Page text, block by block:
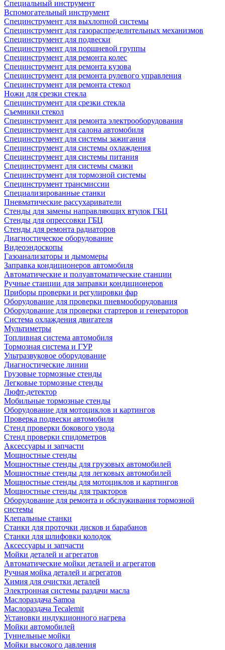
Специальный инструмент
Вспомогательный инструмент
Специнструмент для выхлопной системы
Специнструмент для газораспределительных механизмов
Специнструмент для подвески
Специнструмент для поршневой группы
Специнструмент для ремонта колес
Специнструмент для ремонта кузова
Специнструмент для ремонта рулевого управления
Специнструмент для ремонта стекол
Ножи для срезки стекла
Специнструмент для срезки стекла
Съемники стекол
Специнструмент для ремонта электрооборудования
Специнструмент для салона автомобиля
Специнструмент для системы зажигания
Специнструмент для системы охлаждения
Специнструмент для системы питания
Специнструмент для системы смазки
Специнструмент для тормозной системы
Специнструмент трансмиссии
Специализированные станки
Пневматические рассухариватели
Стенды для замены направляющих втулок ГБЦ
Стенды для опрессовки ГБЦ
Стенды для ремонта радиаторов
Диагностическое оборудование
Видеоэндоскопы
Газоанализаторы и дымомеры
Заправка кондиционеров автомобиля
Автоматические и полуавтоматические станции
Ручные станции для заправки кондиционеров
Приборы проверки и регулировки фар
Оборудование для проверки пневмооборудования
Оборудование для проверки стартеров и генераторов
Система охлаждения двигателя
Мультиметры
Топливная система автомобиля
Тормозная система и ГУР
Ультразвуковое оборудование
Диагностические линии
Грузовые тормозные стенды
Легковые тормозные стенды
Люфт-детектор
Мобильные тормозные стенды
Оборудование для мотоциклов и картингов
Проверка подвески автомобиля
Стенд проверки бокового увода
Стенд проверки спидометров
Аксессуары и запчасти
Мощностные стенды
Мощностные стенды для грузовых автомобилей
Мощностные стенды для легковых автомобилей
Мощностные стенды для мотоциклов и картингов
Мощностные стенды для тракторов
Оборудование для ремонта и обслуживания тормозной
системы
Клепальные станки
Станки для проточки дисков и барабанов
Станки для шлифовки колодок
Аксессуары и запчасти
Мойки деталей и агрегатов
Автоматические мойки деталей и агрегатов
Ручная мойка деталей и агрегатов
Химия для очистки деталей
Электронная системы раздачи масла
Маслораздача Samoa
Маслораздача Tecalemit
Установки индукционного нагрева
Мойки автомобилей
Туннельные мойки
Мойки высокого давления